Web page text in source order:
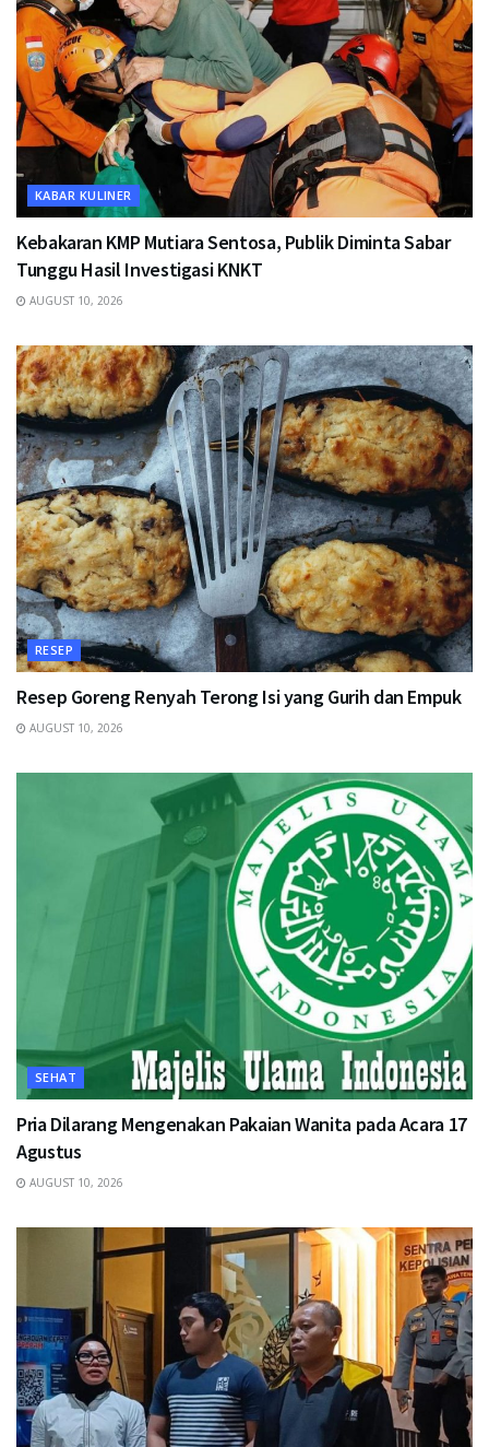
KABAR KULINER
Kebakaran KMP Mutiara Sentosa, Publik Diminta Sabar
Tunggu Hasil Investigasi KNKT
AUGUST 10, 2026
RESEP
Resep Goreng Renyah Terong Isi yang Gurih dan Empuk
AUGUST 10, 2026
SEHAT
Pria Dilarang Mengenakan Pakaian Wanita pada Acara 17
Agustus
AUGUST 10, 2026